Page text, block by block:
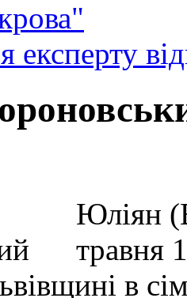
експерту
Юліян
травня
в